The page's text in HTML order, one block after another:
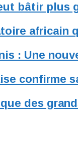
bâtir plus
africain
: Une
confirme
des